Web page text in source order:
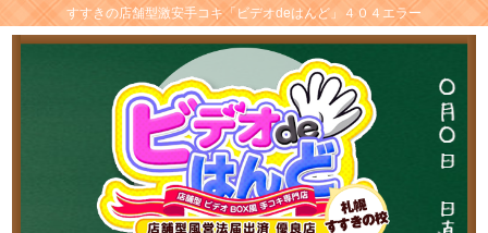
すすきの店舗型激安手コキ「ビデオdeはんど」４０４エラー